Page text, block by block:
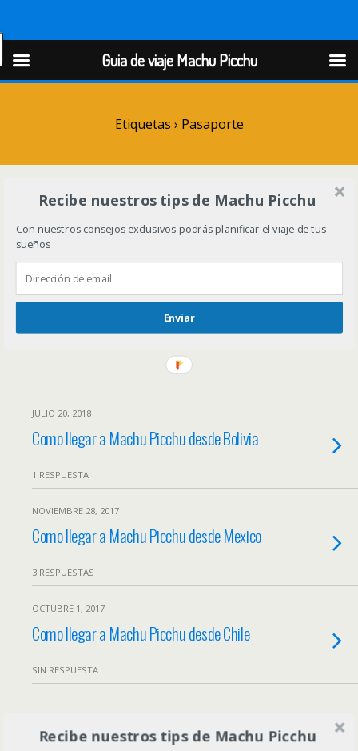
Guia de viaje Machu Picchu
Etiquetas › Pasaporte
Recibe nuestros tips de Machu Picchu
Con nuestros consejos exclusivos podrás planificar el viaje de tus
sueños
Enviar
JULIO 20, 2018
Como llegar a Machu Picchu desde Bolivia
1 RESPUESTA
NOVIEMBRE 28, 2017
Como llegar a Machu Picchu desde Mexico
3 RESPUESTAS
OCTUBRE 1, 2017
Como llegar a Machu Picchu desde Chile
SIN RESPUESTA
Volver arriba
Guia de viaje Machu Picchu
Recibe nuestros tips de Machu Picchu